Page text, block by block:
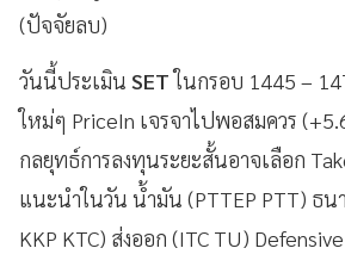
(ปัจจัยลบ)
วันนี้ประเมิน SETในกรอบ 1445 –
ใหม่ๆ PriceIn เจรจาไปพอสมควร
กลยุทธ์การลงทุนระยะสั้นอาจเลือก
แนะนำในวัน น้ำมัน (PTTEP PTT) ธน
KKP KTC) ส่งออก (ITC TU)